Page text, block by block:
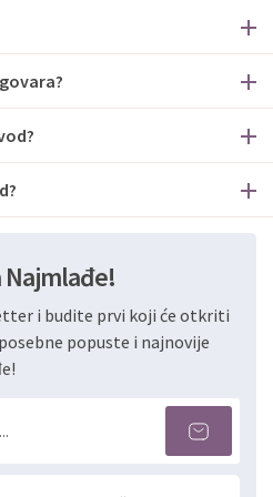
Najmlađe!
i budite prvi koji će otkriti
popuste i najnovije